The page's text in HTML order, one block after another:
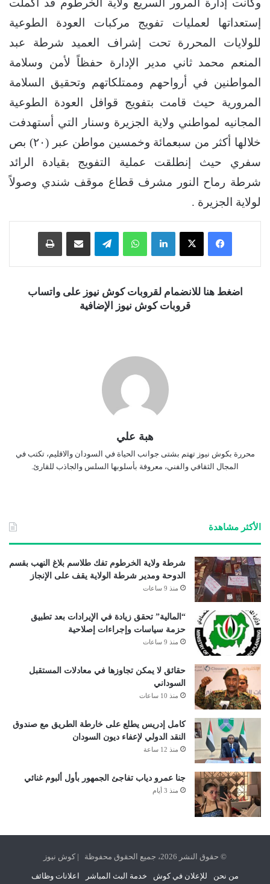
وكانت إدارة المرور السريع ولاية الخرطوم قد أكملت
إستعداتها لعمليات تفويج مركبات العودة الطوعية
للولايات المحررة تحت إشراف العميد شرطة عبد
المنعم محمد ثاني مدير الإدارة حفظاً لأمن وسلامة
المواطنين في أرواحهم وممتلكاتهم وتحقيق السلامة
المرورية حيث قامت بتفويج قوافل العودة الطوعية
المجانيه لمواطني ولاية الجزيرة وسنار التي أستهدفت
خلالها أكثر من سبعمائة وخمسين مواطن عبر (٢٠) بص
سفري حيث إنطلقت عملية التفويج بقيادة الرائد
شرطة رماح النور مشرف قطاع موقف شندي وصولاً
لولاية الجزيرة .
فيسبوك ‫X لينكدإن واتساب تيلقرام
اضغط هنا للانضمام لقروبات كوش نيوز على واتساب
قروبات كوش نيوز الإضافية
هبة علي
محررة بكوش نيوز تهتم بشتى جوانب الحياة في السودان والاقليم، تكتب في
المجال الثقافي والفني، معروفة بأسلوبها السلس والجاذب للقارئ.
الأكثر مشاهدة
شرطة ولاية الخرطوم تفك طلاسم بلاغ النهب بقسم
الدوحة ومدير شرطة الولاية يقف على الإنجاز
منذ 9 ساعات
“المالية” تحقق زيادة في الإيرادات بعد تطبيق
حزمة سياسات وإجراءات إصلاحية
منذ 9 ساعات
حقائق لا يمكن تجاوزها في معادلات المستقبل
السوداني
منذ 10 ساعات
كامل إدريس يطلع على خارطة الطريق مع صندوق
النقد الدولي لإعفاء ديون السودان
منذ 12 ساعة
جنا عمرو دياب تفاجئ الجمهور بأول ألبوم غنائي
منذ 3 أيام
© حقوق النشر 2026، جميع الحقوق محفوظة | كوش نيوز
من نحن للإعلان في كوش خدمة البث المباشر اعلانات وظائف